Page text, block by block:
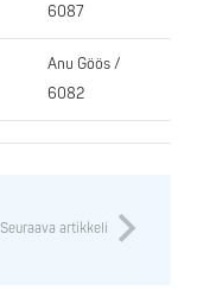
6087
Anu Göös /
6082
Seuraava artikkeli